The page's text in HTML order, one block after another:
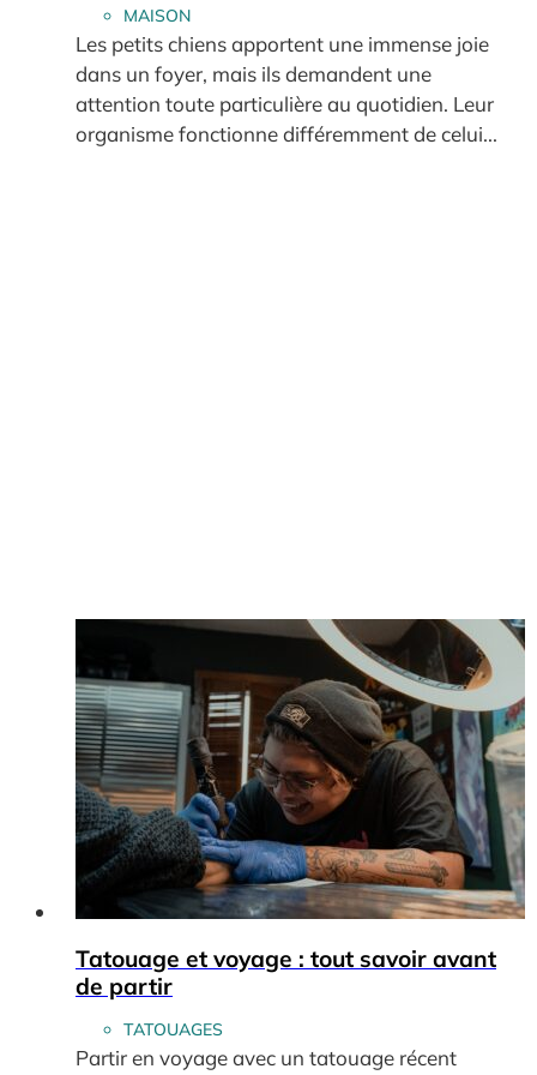
MAISON
Les petits chiens apportent une immense joie
dans un foyer, mais ils demandent une
attention toute particulière au quotidien. Leur
organisme fonctionne différemment de celui...
Tatouage et voyage : tout savoir avant
de partir
TATOUAGES
Partir en voyage avec un tatouage récent